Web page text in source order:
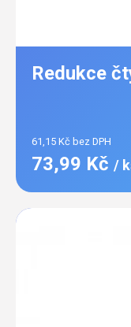
Redukce
61,15 Kč bez DPH
73,99 Kč /